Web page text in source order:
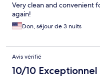
Very clean and convenient
again!
Don, séjour de 3 nuits
Avis vérifié
10/10 Exceptionnel